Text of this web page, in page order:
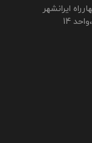
ایرانشهر